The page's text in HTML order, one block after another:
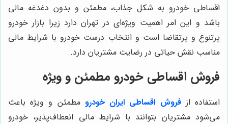
اقساطی خودرو به شکل جذاب، مطمئن و بدون دغدغه مالی
باشد و این امر اهمیت ویژه‌ای در تهران دارد زیرا بازار خودرو
پرتنوع و پرتقاضا است و انتخاب درست خودرو با شرایط مالی
مناسب نقش حیاتی در رضایت مشتریان دارد.
فروش اقساطی خودرو مطمئن و ویژه
استفاده ازفروش اقساطی ایران خودرو مطمئن و ویژه باعث
می‌شود مشتریان بتوانند با شرایط مالی انعطاف‌پذیر، خودرو